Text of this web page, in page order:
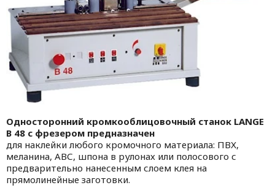
Односторонний кромкооблицовочный станок LANGE
B 48 с фрезером предназначен
для наклейки любого кромочного материала: ПВХ,
меланина, АВС, шпона в рулонах или полосового с
предварительно нанесенным слоем клея на
прямолинейные заготовки.